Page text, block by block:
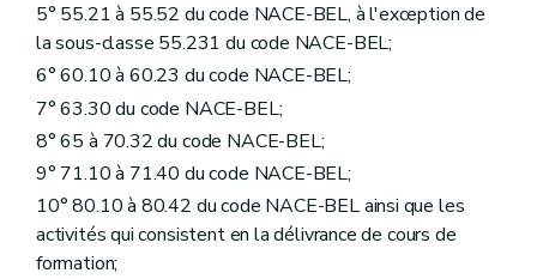
5° 55.21 à 55.52 du code NACE-BEL, à l'exception de
la sous-classe 55.231 du code NACE-BEL;
6° 60.10 à 60.23 du code NACE-BEL;
7° 63.30 du code NACE-BEL;
8° 65 à 70.32 du code NACE-BEL;
9° 71.10 à 71.40 du code NACE-BEL;
10° 80.10 à 80.42 du code NACE-BEL ainsi que les
activités qui consistent en la délivrance de cours de
formation;